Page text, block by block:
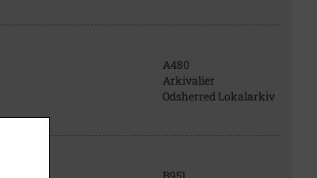
A480
Arkivalier
Odsherred Lokalarkiv